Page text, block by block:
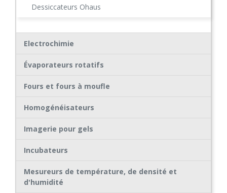
Dessiccateurs Ohaus
Electrochimie
Évaporateurs rotatifs
Fours et fours à moufle
Homogénéisateurs
Imagerie pour gels
Incubateurs
Mesureurs de température, de densité et
d'humidité